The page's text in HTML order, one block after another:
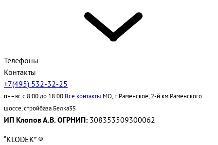
Телефоны
Контакты
+7(495) 532-32-25
пн–вс с 8:00 до 18:00 Все контакты МО, г. Раменское, 2-й км Раменского
шоссе, стройбаза Белка35
ИП Клопов А.В. ОГРНИП: 308353509300062
“KLODEK” ®